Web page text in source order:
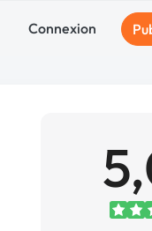
Connexion